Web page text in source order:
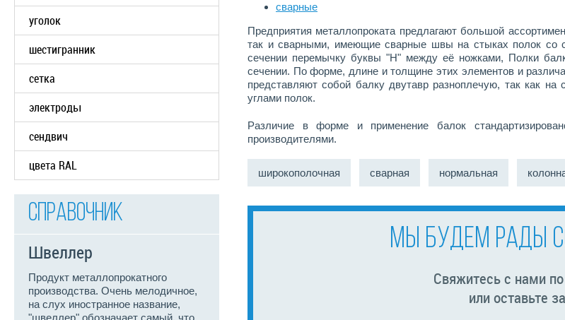
уголок
шестигранник
сетка
электроды
сендвич
цвета RAL
Справочник
Швеллер
Продукт металлопрокатного
производства. Очень мелодичное,
на слух иностранное название,
"швеллер" обозначает самый, что
сварные
Предприятия металлопроката предлагают большой
так и сварными, имеющие сварные швы на стыках полок со
сечении перемычку буквы "Н" между её ножками, Полки
сечении. По форме, длине и толщине этих элементов и
представляют собой балку двутавр разноплечую, так как
углами полок.
Различие в форме и применение балок
производителями.
широкополочная сварная нормальная
МЫ БУДЕМ РАДЫ
Свяжитесь с нами
или оставьте